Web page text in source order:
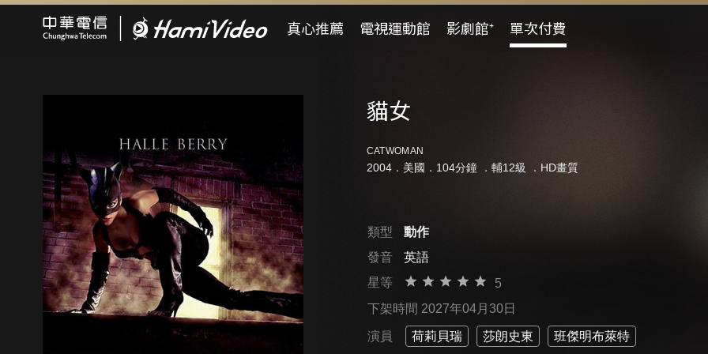
真心推薦 電視運動館 影劇館⁺ 單次付費
貓女
CATWOMAN
2004．美國．104分鐘 ． 輔12級 ．HD畫質
類型
動作
發音
英語
星等
5
下架時間 2027年04月30日
演員 荷莉貝瑞 莎朗史東 班傑明布萊特